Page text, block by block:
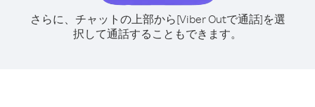
さらに、チャットの上部から[Viber Outで通話]を選
択して通話することもできます。